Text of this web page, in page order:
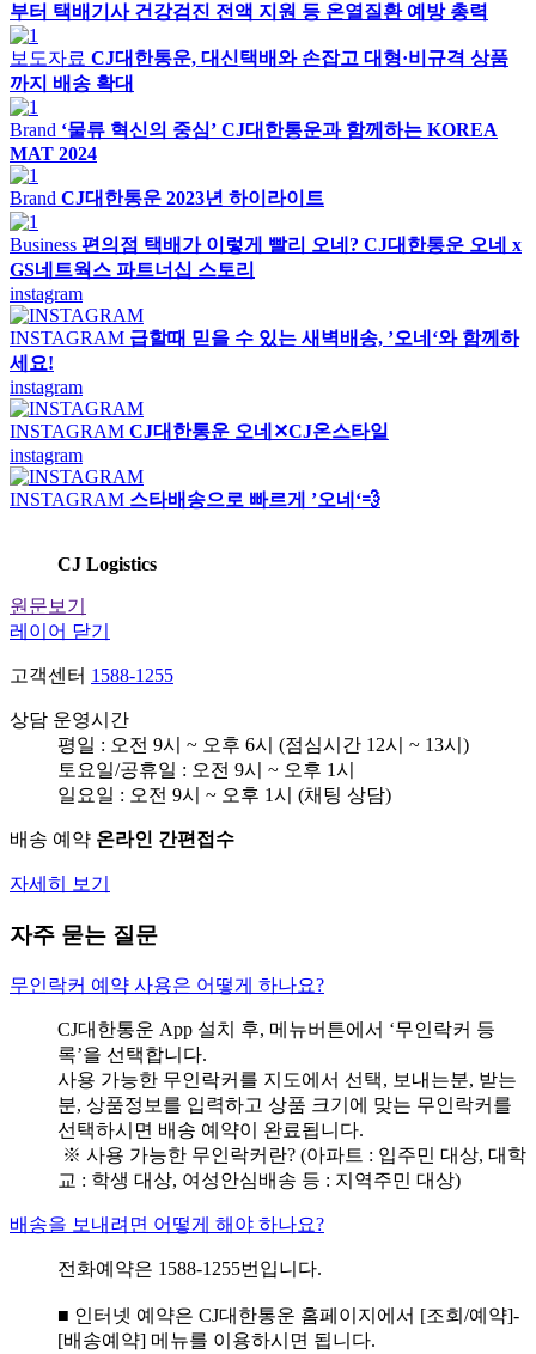
부터 택배기사 건강검진 전액 지원 등 온열질환 예방 총력
보도자료 CJ대한통운, 대신택배와 손잡고 대형·비규격 상품
까지 배송 확대
Brand ‘물류 혁신의 중심’ CJ대한통운과 함께하는 KOREA
MAT 2024
Brand CJ대한통운 2023년 하이라이트
Business 편의점 택배가 이렇게 빨리 오네? CJ대한통운 오네 x
GS네트웍스 파트너십 스토리
instagram
INSTAGRAM 급할때 믿을 수 있는 새벽배송, ’오네‘와 함께하
세요!
instagram
INSTAGRAM CJ대한통운 오네✕CJ온스타일
instagram
INSTAGRAM 스타배송으로 빠르게 ’오네‘💨
CJ Logistics
원문보기
레이어 닫기
고객센터 1588-1255
상담 운영시간
평일 : 오전 9시 ~ 오후 6시 (점심시간 12시 ~ 13시)
토요일/공휴일 : 오전 9시 ~ 오후 1시
일요일 : 오전 9시 ~ 오후 1시 (채팅 상담)
배송 예약 온라인 간편접수
자세히 보기
자주 묻는 질문
무인락커 예약 사용은 어떻게 하나요?
CJ대한통운 App 설치 후, 메뉴버튼에서 ‘무인락커 등
록’을 선택합니다.
사용 가능한 무인락커를 지도에서 선택, 보내는분, 받는
분, 상품정보를 입력하고 상품 크기에 맞는 무인락커를
선택하시면 배송 예약이 완료됩니다.
※ 사용 가능한 무인락커란? (아파트 : 입주민 대상, 대학
교 : 학생 대상, 여성안심배송 등 : 지역주민 대상)
배송을 보내려면 어떻게 해야 하나요?
전화예약은 1588-1255번입니다.
■ 인터넷 예약은 CJ대한통운 홈페이지에서 [조회/예약]-
[배송예약] 메뉴를 이용하시면 됩니다.